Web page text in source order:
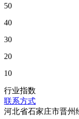
50
40
30
20
10
行业指数
联系方式
河北省石家庄市晋州